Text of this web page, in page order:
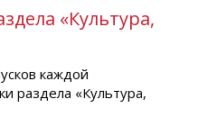
«Культура,
каждой
раздела «Культура,